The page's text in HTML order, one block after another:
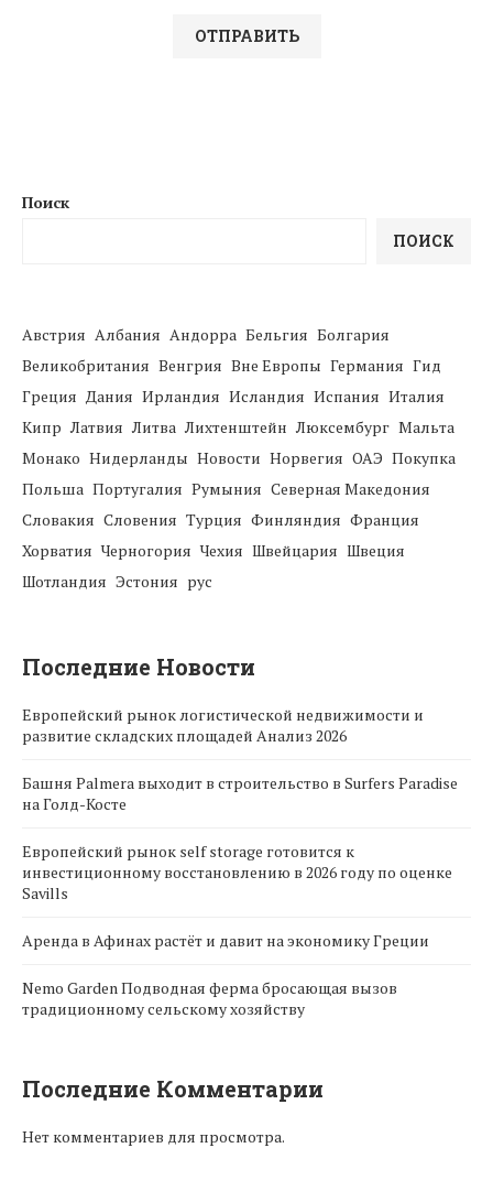
Поиск
ПОИСК
Австрия Албания Андорра Бельгия Болгария
Великобритания Венгрия Вне Европы Германия Гид
Греция Дания Ирландия Исландия Испания Италия
Кипр Латвия Литва Лихтенштейн Люксембург Мальта
Монако Нидерланды Новости Норвегия ОАЭ Покупка
Польша Португалия Румыния Северная Македония
Словакия Словения Турция Финляндия Франция
Хорватия Черногория Чехия Швейцария Швеция
Шотландия Эстония рус
Последние Новости
Европейский рынок логистической недвижимости и
развитие складских площадей Анализ 2026
Башня Palmera выходит в строительство в Surfers Paradise
на Голд-Косте
Европейский рынок self storage готовится к
инвестиционному восстановлению в 2026 году по оценке
Savills
Аренда в Афинах растёт и давит на экономику Греции
Nemo Garden Подводная ферма бросающая вызов
традиционному сельскому хозяйству
Последние Комментарии
Нет комментариев для просмотра.